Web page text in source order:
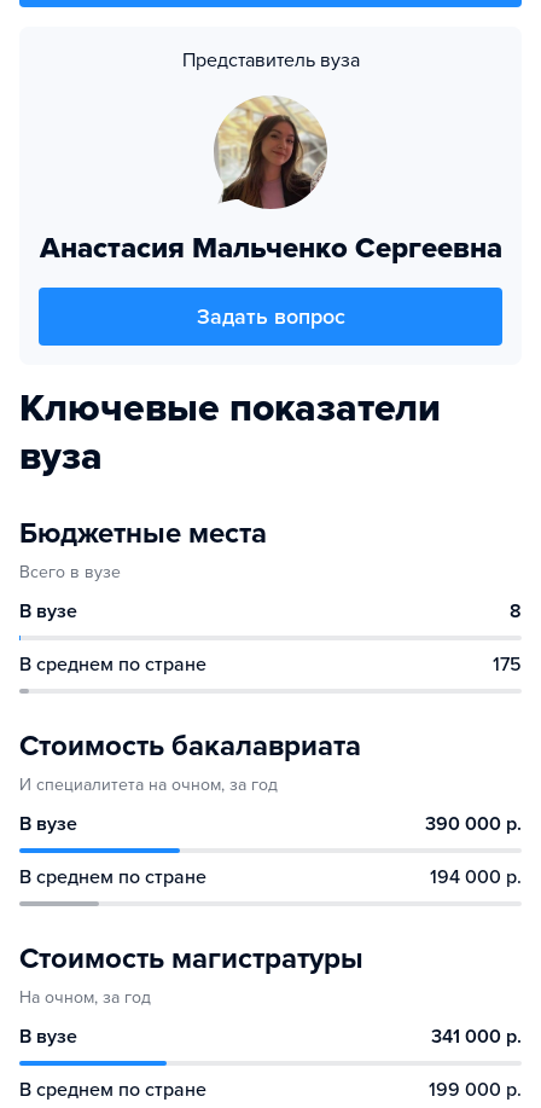
Представитель вуза
Анастасия Мальченко Сергеевна
Задать вопрос
Ключевые показатели
вуза
Бюджетные места
Всего в вузе
В вузе 8
В среднем по стране 175
Стоимость бакалавриата
И специалитета на очном, за год
В вузе 390 000 р.
В среднем по стране 194 000 р.
Стоимость магистратуры
На очном, за год
В вузе 341 000 р.
В среднем по стране 199 000 р.